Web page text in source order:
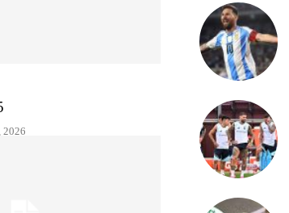
2026